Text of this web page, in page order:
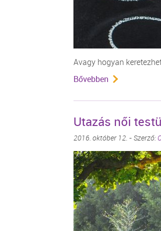
Avagy hogyan
Bővebben
Utazás női
2016. október 12. - Szerző: